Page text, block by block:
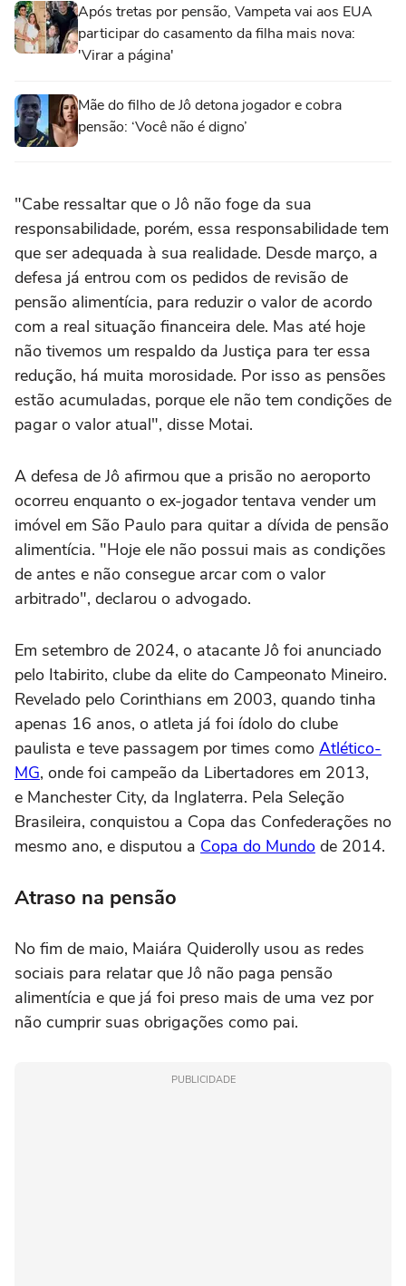
Após tretas por pensão, Vampeta vai aos EUA
participar do casamento da filha mais nova:
'Virar a página'
Mãe do filho de Jô detona jogador e cobra
pensão: ‘Você não é digno’
"Cabe ressaltar que o Jô não foge da sua
responsabilidade, porém, essa responsabilidade tem
que ser adequada à sua realidade. Desde março, a
defesa já entrou com os pedidos de revisão de
pensão alimentícia, para reduzir o valor de acordo
com a real situação financeira dele. Mas até hoje
não tivemos um respaldo da Justiça para ter essa
redução, há muita morosidade. Por isso as pensões
estão acumuladas, porque ele não tem condições de
pagar o valor atual", disse Motai.
A defesa de Jô afirmou que a prisão no aeroporto
ocorreu enquanto o ex-jogador tentava vender um
imóvel em São Paulo para quitar a dívida de pensão
alimentícia. "Hoje ele não possui mais as condições
de antes e não consegue arcar com o valor
arbitrado", declarou o advogado.
Em setembro de 2024, o atacante Jô foi anunciado
pelo Itabirito, clube da elite do Campeonato Mineiro.
Revelado pelo Corinthians em 2003, quando tinha
apenas 16 anos, o atleta já foi ídolo do clube
paulista e teve passagem por times como Atlético-
MG, onde foi campeão da Libertadores em 2013,
e Manchester City, da Inglaterra. Pela Seleção
Brasileira, conquistou a Copa das Confederações no
mesmo ano, e disputou a Copa do Mundo de 2014.
Atraso na pensão
No fim de maio, Maiára Quiderolly usou as redes
sociais para relatar que Jô não paga pensão
alimentícia e que já foi preso mais de uma vez por
não cumprir suas obrigações como pai.
PUBLICIDADE